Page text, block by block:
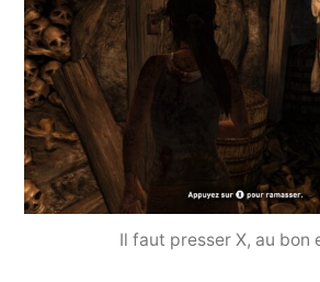
Il faut presser X, au bon